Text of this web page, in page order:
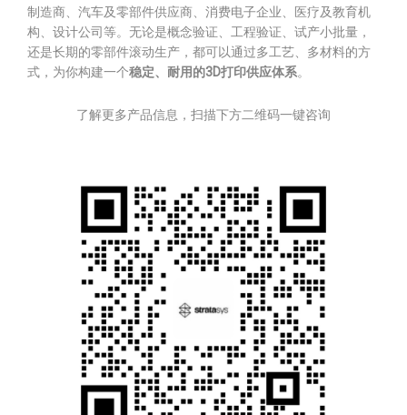
制造商、汽车及零部件供应商、消费电子企业、医疗及教育机
构、设计公司等。无论是概念验证、工程验证、试产小批量，
还是长期的零部件滚动生产，都可以通过多工艺、多材料的方
式，为你构建一个稳定、耐用的3D打印供应体系。
了解更多产品信息，扫描下方二维码一键咨询